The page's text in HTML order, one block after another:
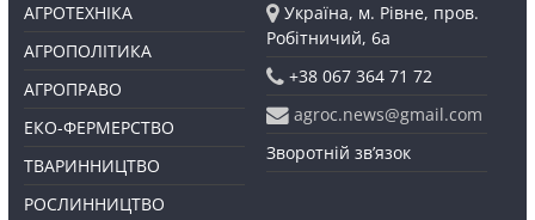
АГРОТЕХНІКА
АГРОПОЛІТИКА
АГРОПРАВО
ЕКО-ФЕРМЕРСТВО
ТВАРИННИЦТВО
РОСЛИННИЦТВО
Україна, м. Рівне, пров.
Робітничий, 6а
+38 067 364 71 72
agroc.news@gmail.com
Зворотній зв’язок